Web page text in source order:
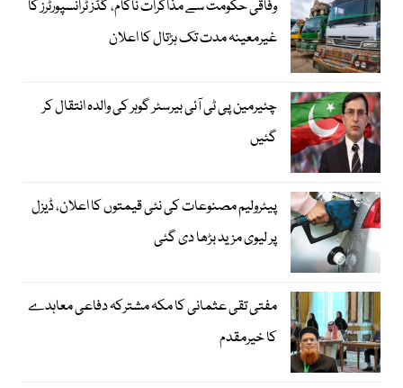
وفاقی حکومت سے مذاکرات ناکام، گڈز ٹرانسپورٹرز کا
غیرمعینہ مدت تک ہڑتال کا اعلان
چئیرمین پی ٹی آئی بیرسٹر گوہر کی والدہ انتقال کر
گئیں
پیٹرولیم مصنوعات کی نئی قیمتوں کا اعلان، ڈیزل
پر لیوی مزید بڑھا دی گئی
مفتی تقی عثمانی کا مکہ مشترکہ دفاعی معاہدے
کا خیرمقدم